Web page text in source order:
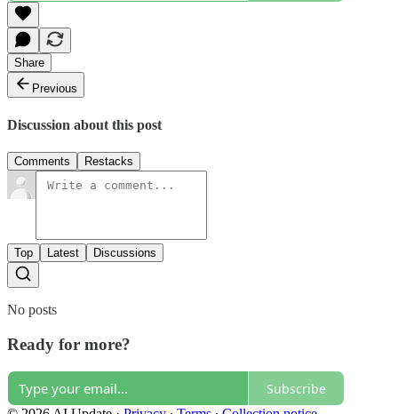
Share
Previous
Discussion about this post
Comments Restacks
Top Latest Discussions
No posts
Ready for more?
Subscribe